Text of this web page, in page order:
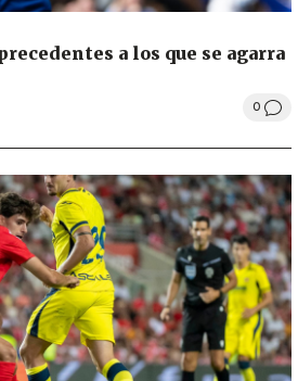
a los que se agarra
0